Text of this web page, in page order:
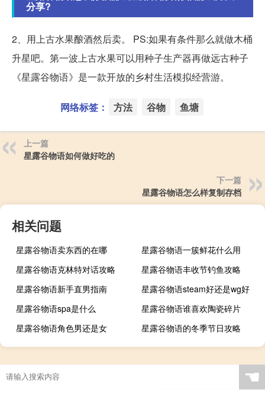
分享?
2、用上古水果酿酒然后卖。 PS:如果有条件那么就做木桶
升星吧。第一波上古水果可以用种子生产器再做远古种子
《星露谷物语》是一款开放的乡村生活模拟经营游。
网络标签： 方法 谷物 鱼塘
上一篇
星露谷物语如何做好吃的
下一篇
星露谷物语怎么样复制存档
相关问题
星露谷物语卖东西的在哪
星露谷物语一簇鲜花什么用
星露谷物语克林特对话攻略
星露谷物语丰收节钓鱼攻略
星露谷物语新手直男指南
星露谷物语steam好还是wg好
星露谷物语spa是什么
星露谷物语谁喜欢陶瓷碎片
星露谷物语角色男还是女
星露谷物语的冬季节日攻略
☚